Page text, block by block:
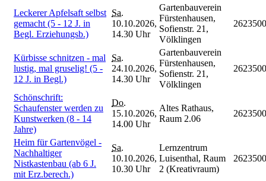
Leckerer Apfelsaft selbst
gemacht (5 - 12 J. in
Begl. Erziehungsb.)
Sa.
10.10.2026,
14.30 Uhr
Gartenbauverein
Fürstenhausen,
Sofienstr. 21,
Völklingen
Kürbisse schnitzen - mal
lustig, mal gruselig! (5 -
12 J. in Begl.)
Sa.
24.10.2026,
14.30 Uhr
Gartenbauverein
Fürstenhausen,
Sofienstr. 21,
Völklingen
Schönschrift:
Schaufenster werden zu
Kunstwerken (8 - 14
Jahre)
Do.
15.10.2026,
14.00 Uhr
Altes Rathaus,
Raum 2.06
Heim für Gartenvögel -
Nachhaltiger
Nistkastenbau (ab 6 J.
mit Erz.berech.)
Sa.
10.10.2026,
10.30 Uhr
Lernzentrum
Luisenthal, Raum
2 (Kreativraum)